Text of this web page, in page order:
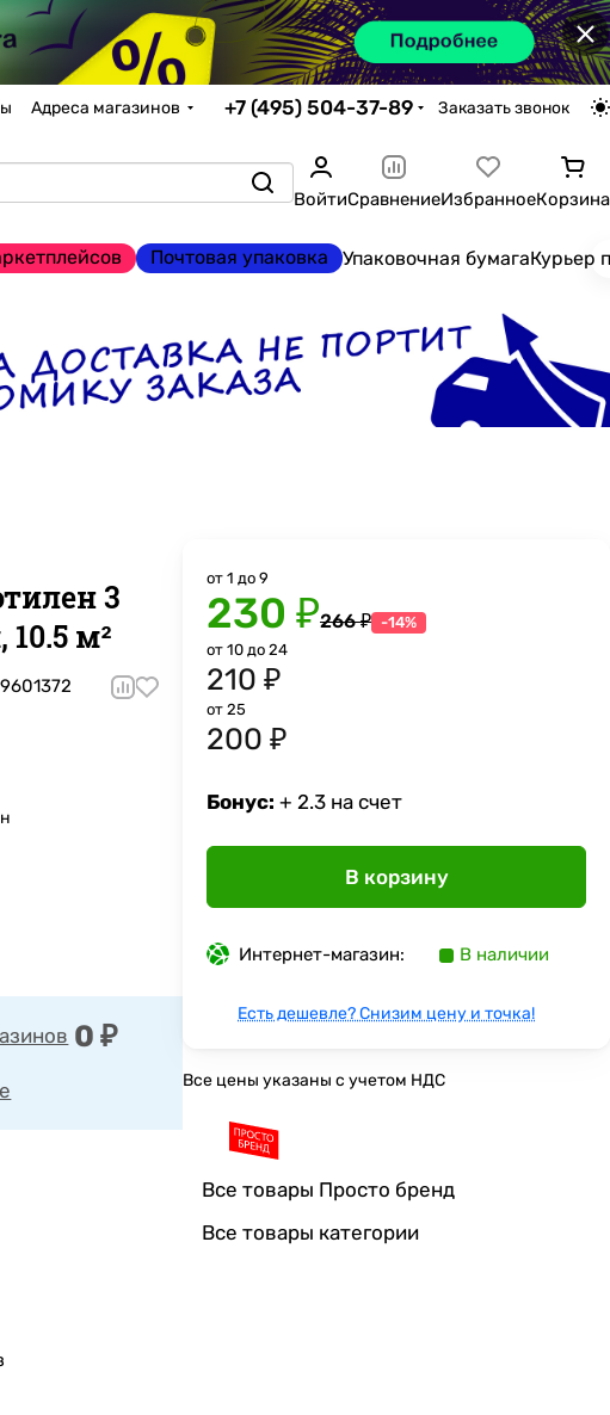
×
Адреса магазинов +7 (495) 504-37-89 Заказать звонок
ВойтиСравнениеИзбранноеКорзина
Почтовая упаковка Упаковочная бумагаКурьер
3
м²
9601372
0 ₽
от 1 до 9
230 ₽266 ₽ -14%
от 10 до 24
210 ₽
от 25
200 ₽
Бонус: + 2.3 на счет
В корзину
Интернет-магазин: В наличии
Есть дешевле? Снизим цену и точка!
Все цены указаны с учетом НДС
Все товары Просто бренд
Все товары категории